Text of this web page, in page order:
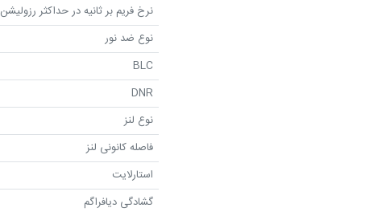
نرخ فریم بر ثانیه در حداکثر رزولیشن
نوع ضد نور
BLC
DNR
نوع لنز
فاصله کانونی لنز
استارلایت
گشادگی دیافراگم